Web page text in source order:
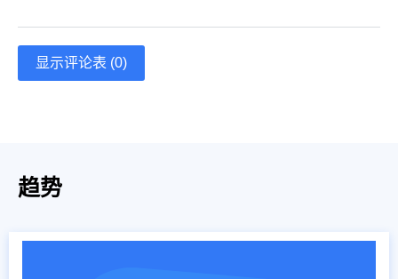
显示评论表 (0)
趋势